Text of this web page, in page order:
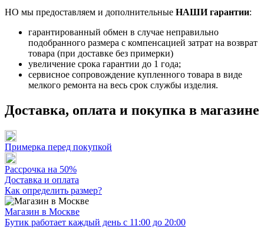
НО мы предоставляем и дополнительные НАШИ гарантии:
гарантированный обмен в случае неправильно
подобранного размера с компенсацией затрат на возврат
товара (при доставке без примерки)
увеличение срока гарантии до 1 года;
сервисное сопровождение купленного товара в виде
мелкого ремонта на весь срок службы изделия.
Доставка, оплата и покупка в магазине
Примерка перед покупкой
Рассрочка на 50%
Доставка и оплата
Как определить размер?
Магазин в Москве
Бутик работает каждый день с 11:00 до 20:00